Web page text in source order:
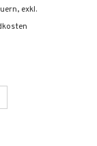
, exkl.
Seite